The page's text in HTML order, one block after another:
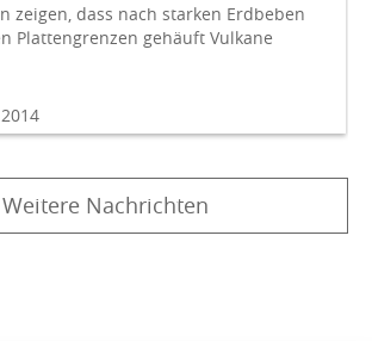
zeigen, dass nach starken Erdbeben
Plattengrenzen gehäuft Vulkane
Weitere Nachrichten